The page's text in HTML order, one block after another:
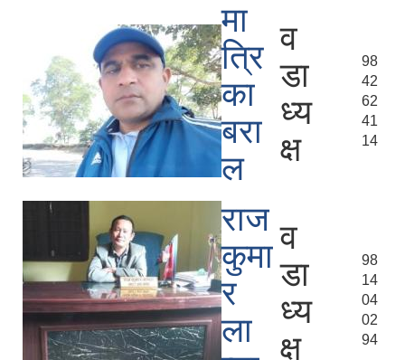
मा
त्रि
का
बरा
ल
व
डा
ध्य
क्ष
98
42
62
41
14
राज
कुमा
र
ला
व
डा
ध्य
क्ष
98
14
04
02
94